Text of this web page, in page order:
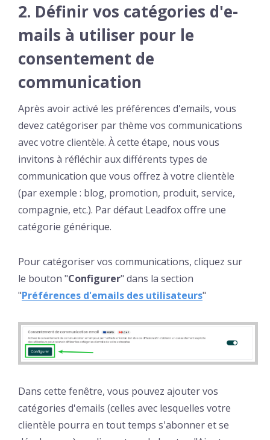
2. Définir vos catégories d'e-
mails à utiliser pour le
consentement de
communication
Après avoir activé les préférences d'emails, vous
devez catégoriser par thème vos communications
avec votre clientèle. À cette étape, nous vous
invitons à réfléchir aux différents types de
communication que vous offrez à votre clientèle
(par exemple : blog, promotion, produit, service,
compagnie, etc.). Par défaut Leadfox offre une
catégorie générique.
Pour catégoriser vos communications, cliquez sur
le bouton "Configurer" dans la section
"Préférences d'emails des utilisateurs"
Dans cette fenêtre, vous pouvez ajouter vos
catégories d'emails (celles avec lesquelles votre
clientèle pourra en tout temps s'abonner et se